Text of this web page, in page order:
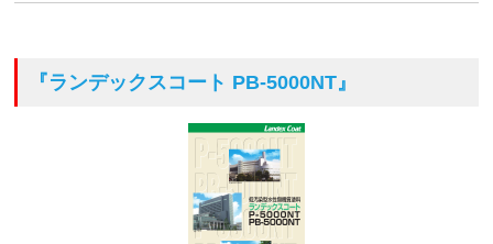
『ランデックスコート PB-5000NT』